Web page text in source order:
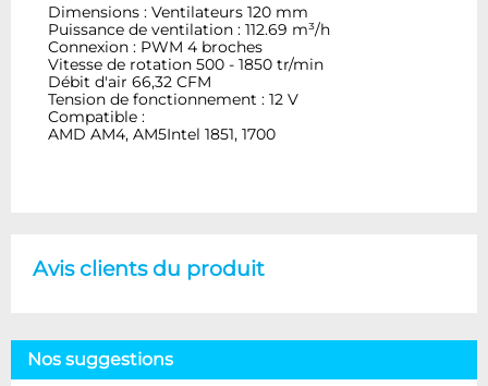
Dimensions : Ventilateurs 120 mm
Puissance de ventilation : 112.69 m³/h
Connexion : PWM 4 broches
Vitesse de rotation 500 - 1850 tr/min
Débit d'air 66,32 CFM
Tension de fonctionnement : 12 V
Compatible :
AMD AM4, AM5Intel 1851, 1700
Avis clients du produit
Nos suggestions